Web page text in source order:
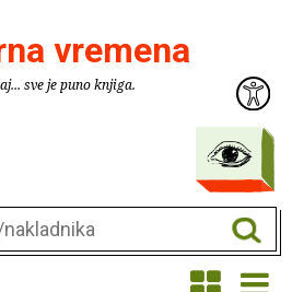
vremena
sve je puno knjiga.